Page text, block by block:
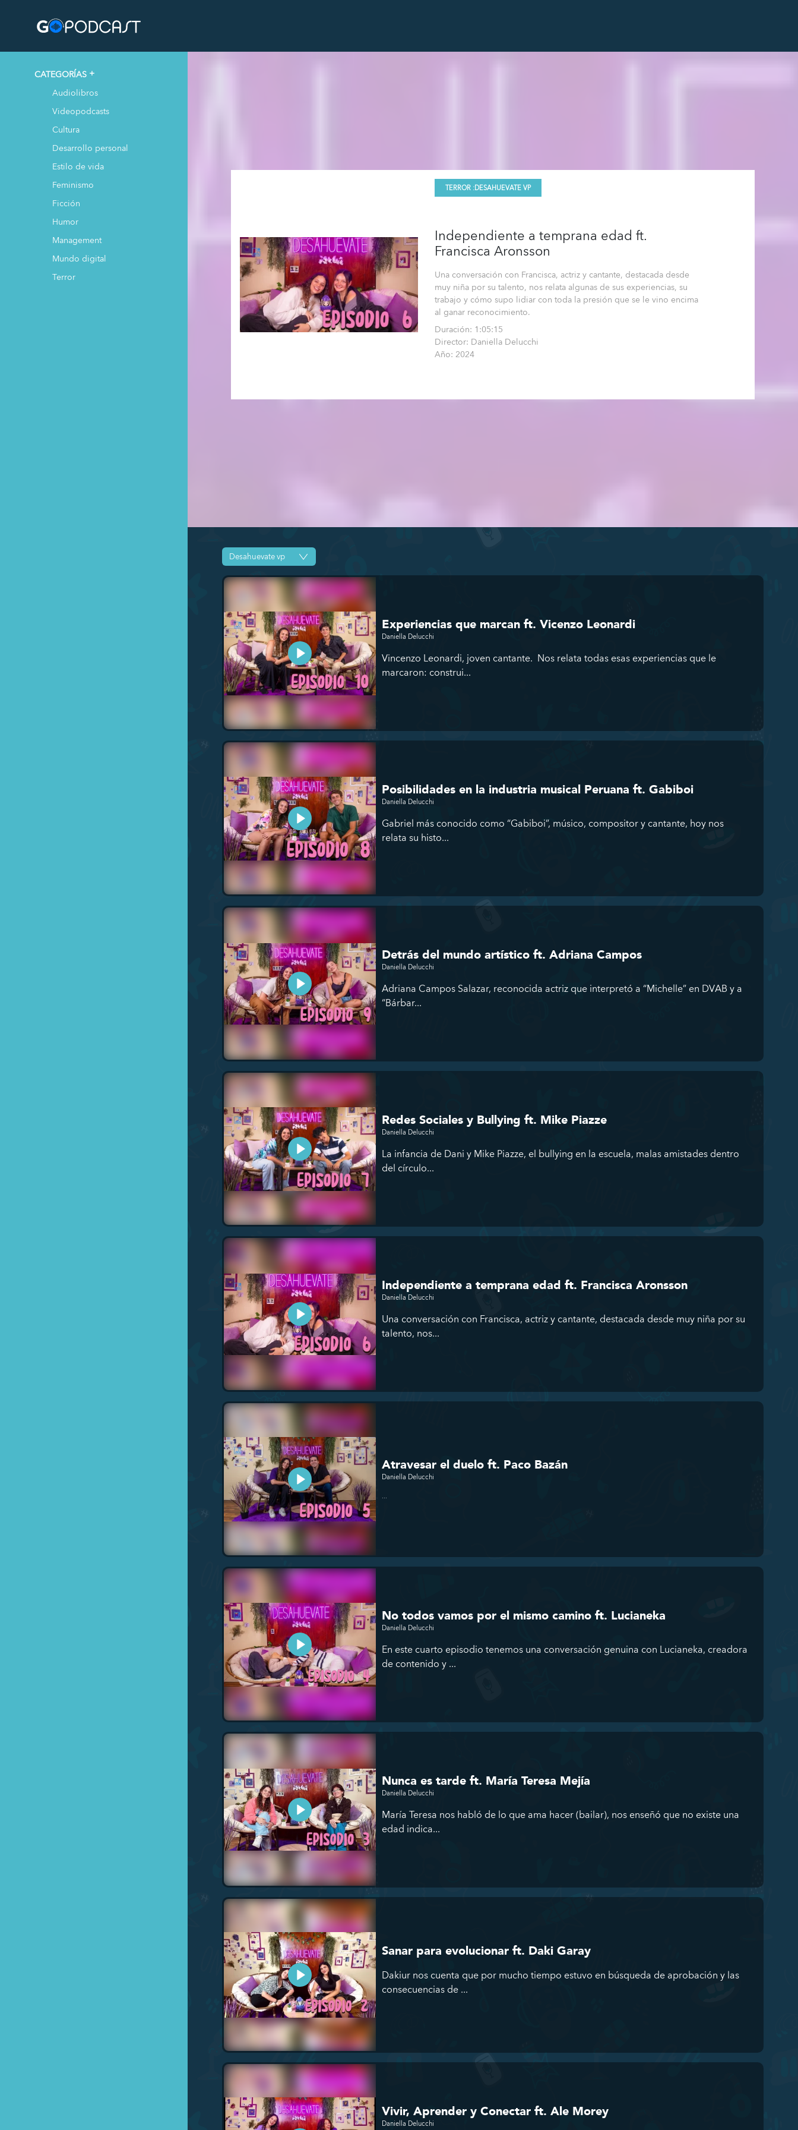
CATEGORÍAS
Audiolibros
Videopodcasts
Cultura
Desarrollo personal
Estilo de vida
Feminismo
Ficción
Humor
Management
Mundo digital
Terror
TERROR :DESAHUEVATE VP
Independiente a temprana edad ft.
Francisca Aronsson
Una conversación con Francisca, actriz y cantante, destacada desde
muy niña por su talento, nos relata algunas de sus experiencias, su
trabajo y cómo supo lidiar con toda la presión que se le vino encima
al ganar reconocimiento.
Duración: 1:05:15
Director: Daniella Delucchi
Año: 2024
Experiencias que marcan ft. Vicenzo Leonardi
Daniella Delucchi
Vincenzo Leonardi, joven cantante. Nos relata todas esas experiencias que le
marcaron: construi...
Posibilidades en la industria musical Peruana ft. Gabiboi
Daniella Delucchi
Gabriel más conocido como “Gabiboi”, músico, compositor y cantante, hoy nos
relata su histo...
Detrás del mundo artístico ft. Adriana Campos
Daniella Delucchi
Adriana Campos Salazar, reconocida actriz que interpretó a “Michelle” en DVAB y a
“Bárbar...
Redes Sociales y Bullying ft. Mike Piazze
Daniella Delucchi
La infancia de Dani y Mike Piazze, el bullying en la escuela, malas amistades dentro
del círculo...
Independiente a temprana edad ft. Francisca Aronsson
Daniella Delucchi
Una conversación con Francisca, actriz y cantante, destacada desde muy niña por su
talento, nos...
Atravesar el duelo ft. Paco Bazán
Daniella Delucchi
...
No todos vamos por el mismo camino ft. Lucianeka
Daniella Delucchi
En este cuarto episodio tenemos una conversación genuina con Lucianeka, creadora
de contenido y ...
Nunca es tarde ft. María Teresa Mejía
Daniella Delucchi
María Teresa nos habló de lo que ama hacer (bailar), nos enseñó que no existe una
edad indica...
Sanar para evolucionar ft. Daki Garay
Dakiur nos cuenta que por mucho tiempo estuvo en búsqueda de aprobación y las
consecuencias de ...
Vivir, Aprender y Conectar ft. Ale Morey
Daniella Delucchi